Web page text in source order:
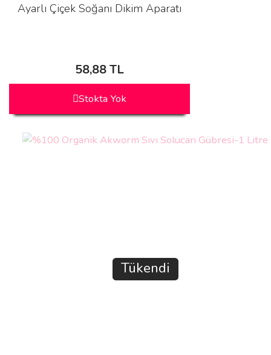
Ayarlı Çiçek Soğanı Dikim Aparatı
58,88 TL
Stokta Yok
Tükendi